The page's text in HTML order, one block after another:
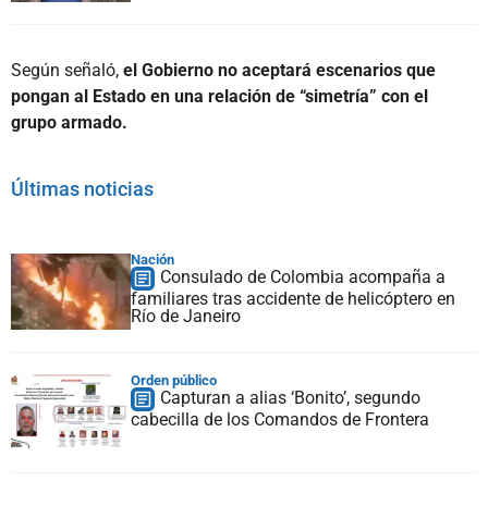
Según señaló, el Gobierno no aceptará escenarios que
pongan al Estado en una relación de “simetría” con el
grupo armado.
Últimas noticias
Nación
Consulado de Colombia acompaña a
familiares tras accidente de helicóptero en
Río de Janeiro
Orden público
Capturan a alias ‘Bonito’, segundo
cabecilla de los Comandos de Frontera